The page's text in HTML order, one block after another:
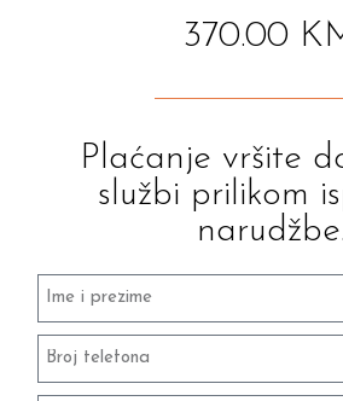
370.00
Plaćanje vršite
službi prilikom
narudžbe.